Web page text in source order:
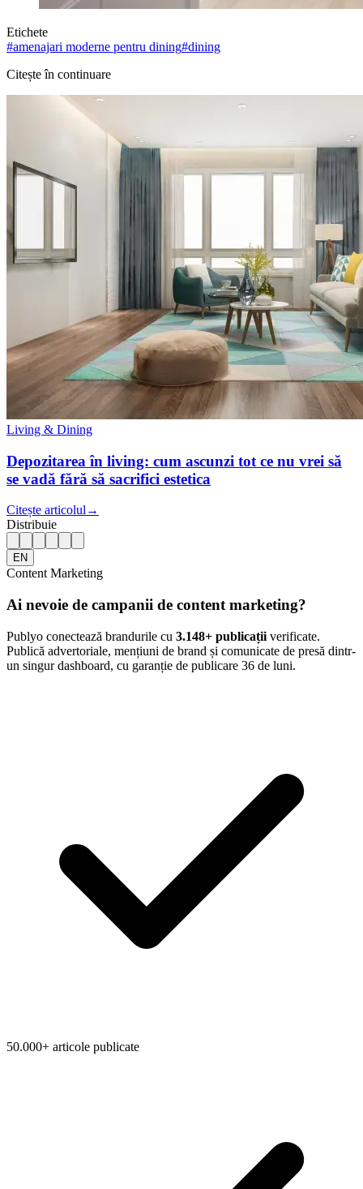
Etichete
#amenajari moderne pentru dining#dining
Citește în continuare
Living & Dining
Depozitarea în living: cum ascunzi tot ce nu vrei să
se vadă fără să sacrifici estetica
Citește articolul →
Distribuie
EN
Content Marketing
Ai nevoie de campanii de content marketing?
Publyo conectează brandurile cu 3.148+ publicații verificate.
Publică advertoriale, mențiuni de brand și comunicate de presă dintr-
un singur dashboard, cu garanție de publicare 36 de luni.
50.000+ articole publicate